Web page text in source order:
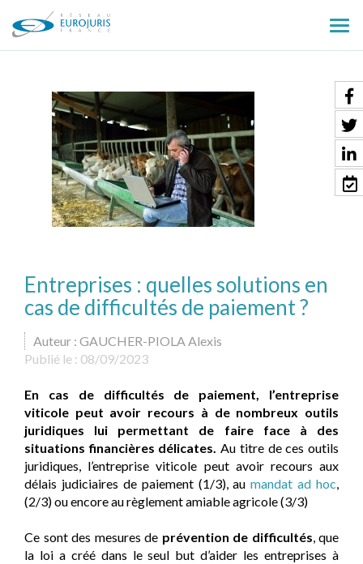
le
Entreprises : quelles solutions en
cas de difficultés de paiement ?
Auteur : GAUCHER-PIOLA Alexis
Publié le : 08/09/2023
En cas de difficultés de paiement, l’entreprise
viticole peut avoir recours à de nombreux outils
juridiques lui permettant de faire face à des
situations financières délicates. Au titre de ces outils
juridiques, l’entreprise viticole peut avoir recours aux
délais judiciaires de paiement (1/3), aumandat ad hoc,
(2/3) ou encore au règlement amiable agricole (3/3)
Ce sont des mesures de prévention de difficultés, que
la loi a créé dans le seul but d’aider les entreprises à